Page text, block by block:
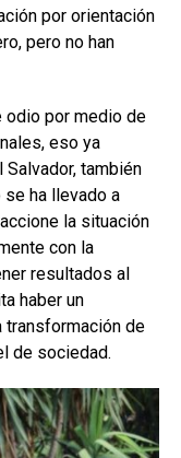
por orientación
pero no han
odio por medio de
eso ya
Salvador, también
ha llevado a
la situación
con la
resultados al
haber un
transformación de
de sociedad.